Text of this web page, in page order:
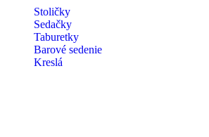
Stoličky
Sedačky
Taburetky
Barové sedenie
Kreslá